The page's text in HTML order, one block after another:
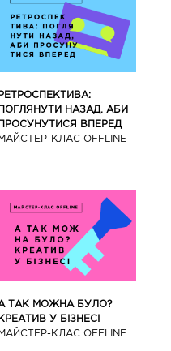
РЕТРОСПЕКТИВА:
ПОГЛЯНУТИ НАЗАД, АБИ
ПРОСУНУТИСЯ ВПЕРЕД
МАЙCТЕР-КЛАС OFFLINE
ТАК МОЖНА БУЛО?
КРЕАТИВ У БІЗНЕСІ
МАЙCТЕР-КЛАС OFFLINE